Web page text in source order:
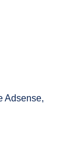
Adsense,